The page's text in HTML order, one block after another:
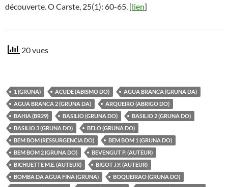
découverte. O Carste, 25(1): 60-65. [lien]
20 vues
1 (GRUNA) ACUDE (ABISMO DO)
AGUA BRANCA (GRUNA DA)
AGUA BRANCA 2 (GRUNA DA)
ARQUEIRO (ABRIGO DO)
BAHIA (BR29)
BASILIO (GRUNA DO)
BASILIO 2 (GRUNA DO)
BASILIO 3 (GRUNA DO)
BELO (GRUNA DO)
BEM BOM (RESSURGENCIA DO)
BEM BOM 1 (GRUNA DO)
BEM BOM 2 (GRUNA DO)
BEVENGUT P. (AUTEUR)
BICHUETTE M.E. (AUTEUR)
BIGOT J.Y. (AUTEUR)
BOMBA DA AGUA FINA (GRUNA)
BOQUEIRAO (GRUNA DO)